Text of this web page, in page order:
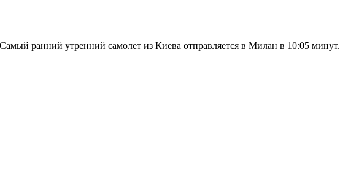
ранний утренний самолет из Киева отправляется в Милан в 10:05 минут.